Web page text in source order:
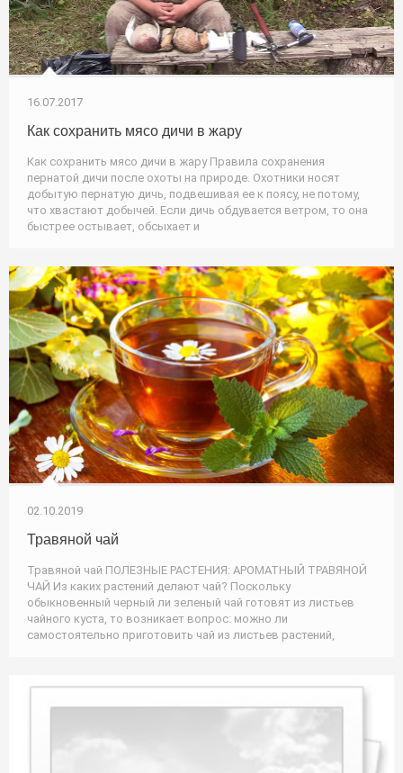
16.07.2017
Как сохранить мясо дичи в жару
Как сохранить мясо дичи в жару Правила сохранения
пернатой дичи после охоты на природе. Охотники носят
добытую пернатую дичь, подвешивая ее к поясу, не потому,
что хвастают добычей. Если дичь обдувается ветром, то она
быстрее остывает, обсыхает и
02.10.2019
Травяной чай
Травяной чай ПОЛЕЗНЫЕ РАСТЕНИЯ: АРОМАТНЫЙ ТРАВЯНОЙ
ЧАЙ Из каких растений делают чай? Поскольку
обыкновенный черный ли зеленый чай готовят из листьев
чайного куста, то возникает вопрос: можно ли
самостоятельно приготовить чай из листьев растений,